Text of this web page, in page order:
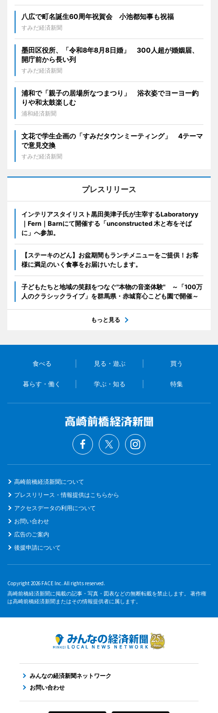
八広で町名誕生60周年祝賀会 小池都知事も祝福
すみだ経済新聞
墨田区役所、「令和8年8月8日婚」 300人超が婚姻届、
開庁前から長い列
すみだ経済新聞
浦和で「親子の居場所なつまつり」 浴衣姿でヨーヨー釣
りや和太鼓楽しむ
浦和経済新聞
文花で学生企画の「すみだタウンミーティング」 4テーマ
で意見交換
すみだ経済新聞
プレスリリース
インテリアスタイリスト黒田美津子氏が主宰するLaboratoryy
｜Fern｜Barnにて開催する「unconstructed 木と布をそば
に」へ参加。
【ステーキのどん】お盆期間もランチメニューをご提供！お客
様に満足のいく食事をお届けいたします。
子どもたちと地域の笑顔をつなぐ"本物の音楽体験" ～「100万
人のクラシックライブ」を群馬県・赤城育心こども園で開催～
もっと見る
食べる 見る・遊ぶ 買う
暮らす・働く 学ぶ・知る 特集
高崎前橋経済新聞について
プレスリリース・情報提供はこちらから
アクセスデータの利用について
お問い合わせ
広告のご案内
後援申請について
Copyright 2026 FACE Inc. All rights reserved.
高崎前橋経済新聞に掲載の記事・写真・図表などの無断転載を禁止します。 著作権
は高崎前橋経済新聞またはその情報提供者に属します。
みんなの経済新聞ネットワーク
お問い合わせ